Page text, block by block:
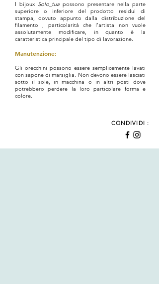
I bijoux Solo_tua possono presentare nella parte
superiore o inferiore del prodotto residui di
stampa, dovuto appunto dalla distribuzione del
filamento , particolarità che l’artista non vuole
assolutamente modificare, in quanto è la
caratteristica principale del tipo di lavorazione.
Manutenzione:
Gli orecchini possono essere semplicemente lavati
con sapone di marsiglia. Non devono essere lasciati
sotto il sole, in macchina o in altri posti dove
potrebbero perdere la loro particolare forma e
colore.
CONDIVIDI :